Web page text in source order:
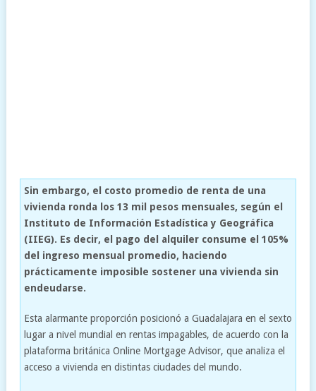
Sin embargo, el costo promedio de renta de una
vivienda ronda los 13 mil pesos mensuales, según el
Instituto de Información Estadística y Geográfica
(IIEG). Es decir, el pago del alquiler consume el 105%
del ingreso mensual promedio, haciendo
prácticamente imposible sostener una vivienda sin
endeudarse.
Esta alarmante proporción posicionó a Guadalajara en el sexto
lugar a nivel mundial en rentas impagables, de acuerdo con la
plataforma británica Online Mortgage Advisor, que analiza el
acceso a vivienda en distintas ciudades del mundo.